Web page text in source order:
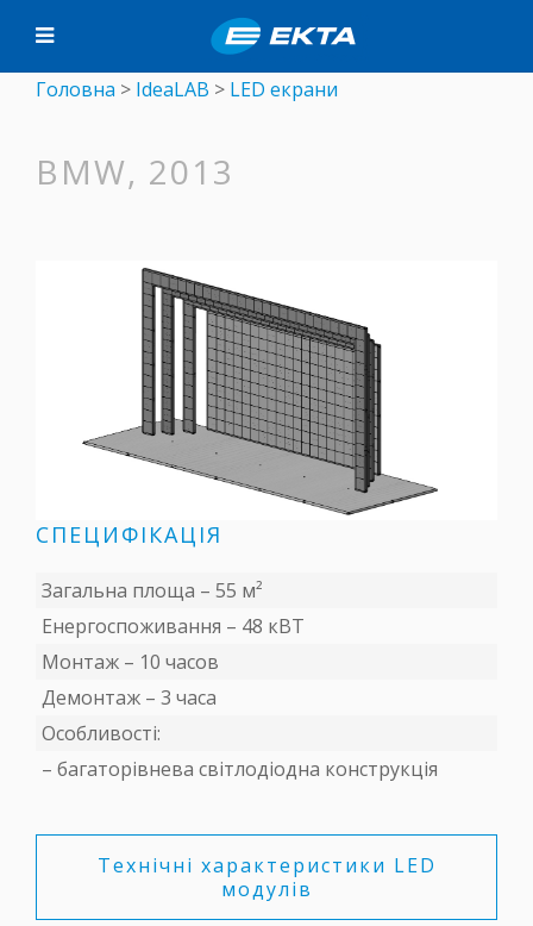
Головна > IdeaLAB > LED екрани
BMW, 2013
СПЕЦИФІКАЦІЯ
Загальна площа – 55 м²
Енергоспоживання – 48 кВТ
Монтаж – 10 часов
Демонтаж – 3 часа
Особливості:
– багаторівнева світлодіодна конструкція
Технічні характеристики LED
модулів